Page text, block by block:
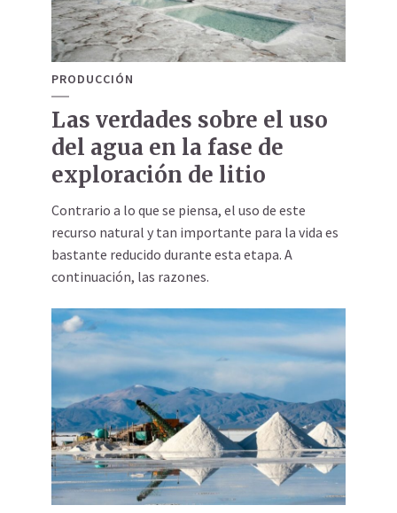
PRODUCCIÓN
Las verdades sobre el uso
del agua en la fase de
exploración de litio
Contrario a lo que se piensa, el uso de este
recurso natural y tan importante para la vida es
bastante reducido durante esta etapa. A
continuación, las razones.